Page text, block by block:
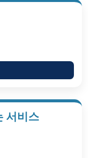
서비스